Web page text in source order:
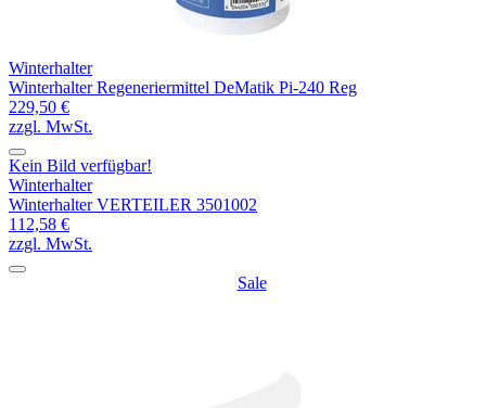
Winterhalter
Winterhalter Regeneriermittel DeMatik Pi-240 Reg
229,50 €
zzgl. MwSt.
Kein Bild verfügbar!
Winterhalter
Winterhalter VERTEILER 3501002
112,58 €
zzgl. MwSt.
Sale